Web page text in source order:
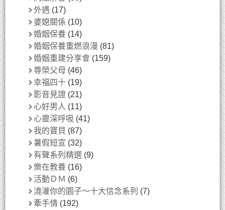
外遇 (17)
婆媳關係 (10)
婚姻保養 (14)
婚姻保養重燃浪漫 (81)
婚姻重建分享會 (159)
尊榮父母 (46)
幸福四十 (19)
影音見證 (21)
心好男人 (11)
心靈深呼吸 (41)
我的寶貝 (87)
暑假短宣 (32)
有聲系列精選 (9)
樂在教養 (16)
活動ＤＭ (6)
澆灌你的園子～十大信念系列 (7)
牽手情 (192)